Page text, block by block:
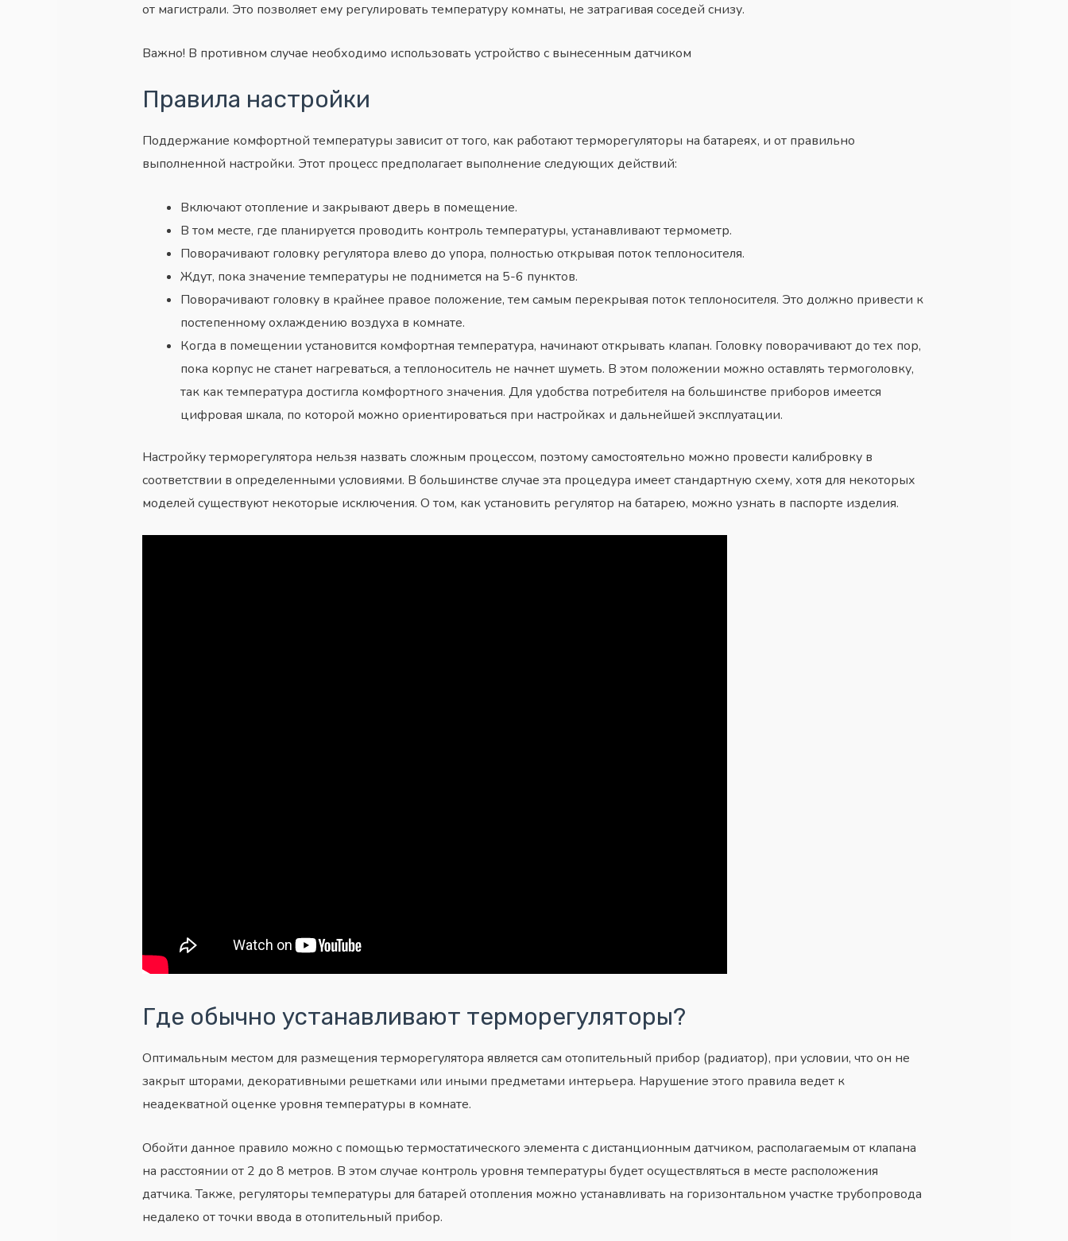
от магистрали. Это позволяет ему регулировать температуру комнаты, не затрагивая соседей снизу.
Важно! В противном случае необходимо использовать устройство с вынесенным датчиком
Правила настройки
Поддержание комфортной температуры зависит от того, как работают терморегуляторы на батареях, и от правильно
выполненной настройки. Этот процесс предполагает выполнение следующих действий:
Включают отопление и закрывают дверь в помещение.
В том месте, где планируется проводить контроль температуры, устанавливают термометр.
Поворачивают головку регулятора влево до упора, полностью открывая поток теплоносителя.
Ждут, пока значение температуры не поднимется на 5-6 пунктов.
Поворачивают головку в крайнее правое положение, тем самым перекрывая поток теплоносителя. Это должно привести к
постепенному охлаждению воздуха в комнате.
Когда в помещении установится комфортная температура, начинают открывать клапан. Головку поворачивают до тех пор,
пока корпус не станет нагреваться, а теплоноситель не начнет шуметь. В этом положении можно оставлять термоголовку,
так как температура достигла комфортного значения. Для удобства потребителя на большинстве приборов имеется
цифровая шкала, по которой можно ориентироваться при настройках и дальнейшей эксплуатации.
Настройку терморегулятора нельзя назвать сложным процессом, поэтому самостоятельно можно провести калибровку в
соответствии в определенными условиями. В большинстве случае эта процедура имеет стандартную схему, хотя для некоторых
моделей существуют некоторые исключения. О том, как установить регулятор на батарею, можно узнать в паспорте изделия.
Где обычно устанавливают терморегуляторы?
Оптимальным местом для размещения терморегулятора является сам отопительный прибор (радиатор), при условии, что он не
закрыт шторами, декоративными решетками или иными предметами интерьера. Нарушение этого правила ведет к
неадекватной оценке уровня температуры в комнате.
Обойти данное правило можно с помощью термостатического элемента с дистанционным датчиком, располагаемым от клапана
на расстоянии от 2 до 8 метров. В этом случае контроль уровня температуры будет осуществляться в месте расположения
датчика. Также, регуляторы температуры для батарей отопления можно устанавливать на горизонтальном участке трубопровода
недалеко от точки ввода в отопительный прибор.